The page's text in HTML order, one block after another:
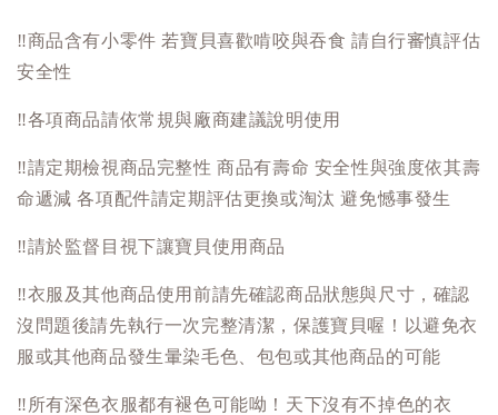
‼️商品含有小零件 若寶貝喜歡啃咬與吞食 請自行審慎評估
安全性
‼️各項商品請依常規與廠商建議說明使用
‼️請定期檢視商品完整性 商品有壽命 安全性與強度依其壽
命遞減 各項配件請定期評估更換或淘汰 避免憾事發生
‼️請於監督目視下讓寶貝使用商品
‼️衣服及其他商品使用前請先確認商品狀態與尺寸，確認
沒問題後請先執行一次完整清潔，保護寶貝喔！以避免衣
服或其他商品發生暈染毛色、包包或其他商品的可能
‼️ 所有深色衣服都有褪色可能呦！天下沒有不掉色的衣